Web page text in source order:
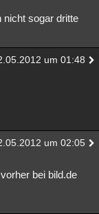
nicht sogar dritte
um 01:48
um 02:05
bei bild.de